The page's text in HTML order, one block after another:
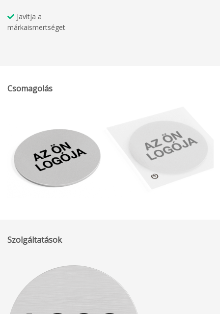
Javítja a
márkaismertséget
Csomagolás
Szolgáltatások